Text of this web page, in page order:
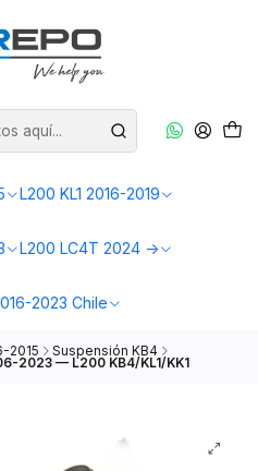
L200 KL1 2016-2019
L200 LC4T 2024 ->
2023 Chile
2015 Suspensión KB4
2023 — L200 KB4/KL1/KK1